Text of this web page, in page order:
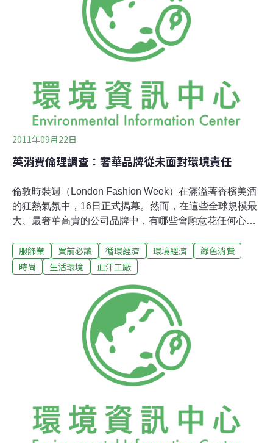
加了3倍。收容所負責人說，小型狗也需要運動、需要照
顧。沒本事照顧他們就別買。
2011年09月22日
英消費倫理調查：奢華品牌從未面對環境責任
倫敦時裝週（London Fashion Week）在滿溢著香檳美酒
的狂熱氣氛中，16日正式揭幕。然而，在這些全球規模最
大、最奢華高貴的公司品牌中，有哪些會願意花任何心思
根據於英國《倫理消費者雜誌》（Ethical Consumer）最
新一期發表的購買指南，答案是，幾乎沒有。該雜誌社調
牌如GAP、Primark，長久以來一直是反血汗工廠抗議人
士針對的目標，但是從Armani到Valentino等奢華品牌，大
部分卻得以迴避道德聚光燈的投射，聲譽尚未受到血汗工
廠的醜聞打擊。根據該雜誌調查，奢華時尚品牌對企業道
德幾乎不屑一顧，甚至從未嘗試邁開腳步，報告品牌營運
所造成的社會以及環境衝擊。即便是時尚圈的道德冠軍史
黛拉‧麥卡尼（Stella McCartney），也在評比中幾乎殿
服飾業 買前必讀 循環經濟 環境經濟
綠色消費
時尚
生活環境 血汗工廠